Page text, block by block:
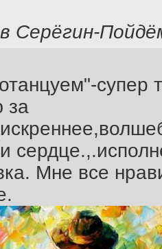
Серёгин-
супер
за
Мне все